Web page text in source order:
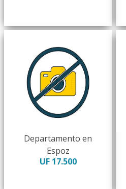
Departamento en
Espoz
UF 17.500